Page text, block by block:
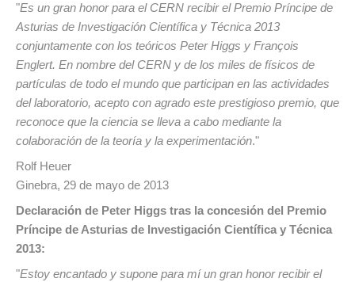
"Es un gran honor para el CERN recibir el Premio Príncipe de
Asturias de Investigación Científica y Técnica 2013
conjuntamente con los teóricos Peter Higgs y François
Englert. En nombre del CERN y de los miles de físicos de
partículas de todo el mundo que participan en las actividades
del laboratorio, acepto con agrado este prestigioso premio, que
reconoce que la ciencia se lleva a cabo mediante la
colaboración de la teoría y la experimentación."
Rolf Heuer
Ginebra, 29 de mayo de 2013
Declaración de Peter Higgs tras la concesión del Premio
Príncipe de Asturias de Investigación Científica y Técnica
2013:
"Estoy encantado y supone para mí un gran honor recibir el